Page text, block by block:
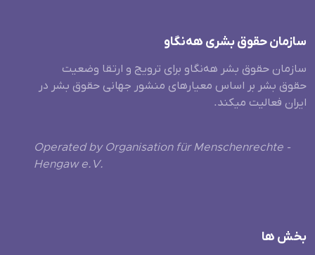
سازمان حقوق بشری هەنگاو
سازمان حقوق بشر هه‌نگاو برای ترویج و ارتقا وضعیت
حقوق بشر بر اساس معیارهای منشور جهانی حقوق بشر در
ایران فعالیت میکند.
Operated by Organisation für Menschenrechte -
Hengaw e.V.
بخش ها